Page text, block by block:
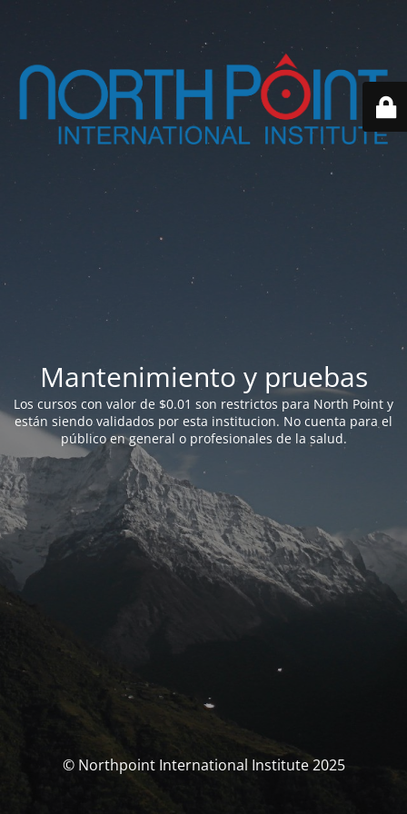
Mantenimiento y pruebas
Los cursos con valor de $0.01 son restrictos para North Point y
están siendo validados por esta institucion. No cuenta para el
público en general o profesionales de la salud.
© Northpoint International Institute 2025